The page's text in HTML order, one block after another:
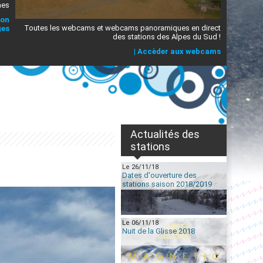
Toutes les webcams et webcams panoramiques en direct
des stations des Alpes du Sud !
| Accèder aux webcams
Actualités des
stations
Le 26/11/18
Dates d'ouverture des
stations saison 2018/2019
Le 06/11/18
Nuit de la Glisse 2018